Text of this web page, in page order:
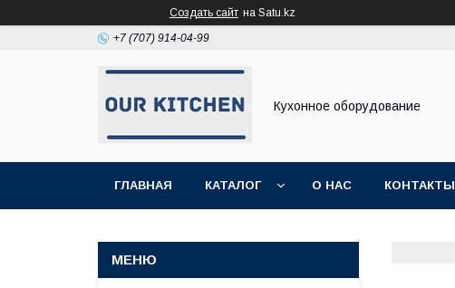
Создать сайт на Satu.kz
+7 (707) 914-04-99
Кухонное оборудование
ГЛАВНАЯ КАТАЛОГ О НАС КОНТАКТЫ